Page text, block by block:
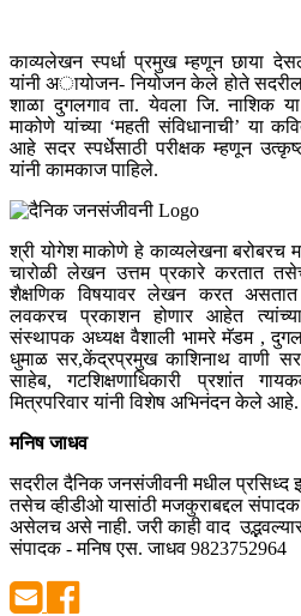
काव्यलेखन स्पर्धा प्रमुख म्हणून छाया
यांनी अायोजन- नियोजन केले होते सदरील
शाळा दुगलगाव ता. येवला जि. नाशिक
माकोणे यांच्या ‘महती संविधानाची’ या
आहे सदर स्पर्धेसाठी परीक्षक म्हणून
यांनी कामकाज पाहिले.
श्री योगेश माकोणे हे काव्यलेखना बरोबरच
चारोळी लेखन उत्तम प्रकारे करतात
शैक्षणिक विषयावर लेखन करत असतात
लवकरच प्रकाशन होणार आहेत
संस्थापक अध्यक्ष वैशाली भामरे मॅडम ,
धुमाळ सर,केंद्रप्रमुख काशिनाथ वाणी सर
साहेब, गटशिक्षणाधिकारी प्रशांत
मित्रपरिवार यांनी विशेष अभिनंदन केले आहे.
मनिष जाधव
सदरील दैनिक जनसंजीवनी मधील प्रसिध्द
तसेच व्हीडीओ यासांठी मजकुराबद्दल
असेलच असे नाही. जरी काही वाद
संपादक - मनिष एस. जाधव 9823752964